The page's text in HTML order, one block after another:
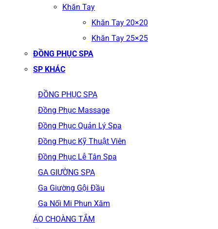
Khăn Tay
Khăn Tay 20×20
Khăn Tay 25×25
ĐỒNG PHỤC SPA
SP KHÁC
ĐỒNG PHỤC SPA
Đồng Phục Massage
Đồng Phục Quản Lý Spa
Đồng Phục Kỹ Thuật Viên
Đồng Phục Lễ Tân Spa
GA GIƯỜNG SPA
Ga Giường Gội Đầu
Ga Nối Mi Phun Xăm
ÁO CHOÀNG TẮM